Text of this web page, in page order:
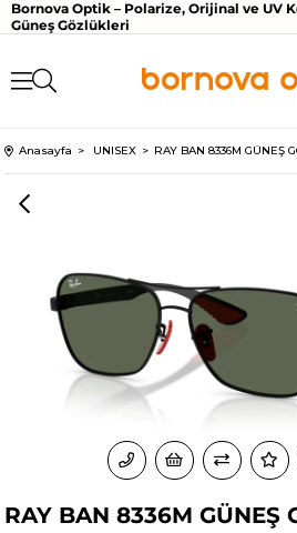
Bornova Optik – Polarize, Orijinal ve UV
Güneş Gözlükleri
Anasayfa UNISEX RAY BAN 8336M GÜNEŞ
RAY BAN 8336M GÜNEŞ